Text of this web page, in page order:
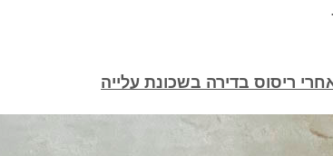
ריסוס בדירה בשכונת עלייה
רועי כהן - הרצליה
כל שנה מגיע בחיוך, עושה אחלה
ירושלים
בית פרטי עם
בשעה שרצינו,